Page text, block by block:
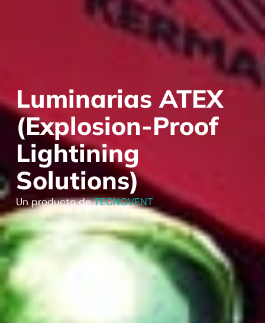
Luminarias ATEX
(Explosion-Proof
Lightining
Solutions)
Un producto deTECNOVENT